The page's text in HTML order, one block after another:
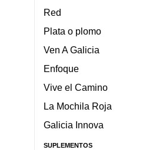
Red
Plata o plomo
Ven A Galicia
Enfoque
Vive el Camino
La Mochila Roja
Galicia Innova
SUPLEMENTOS